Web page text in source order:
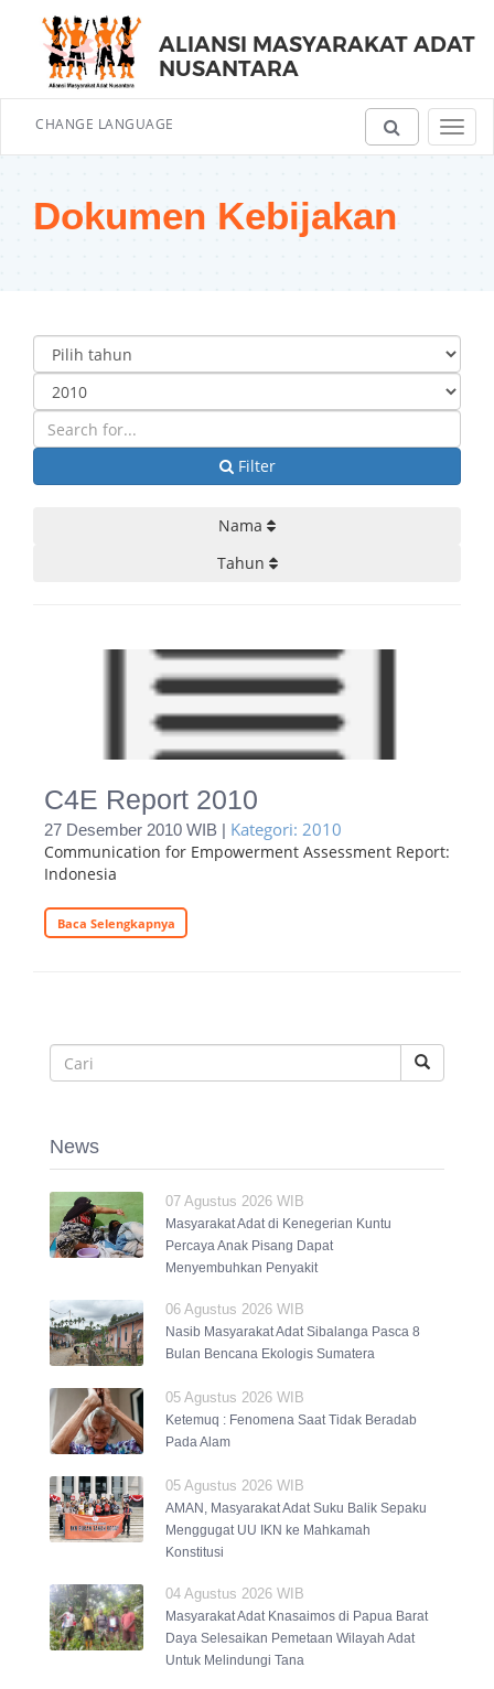
ALIANSI MASYARAKAT ADAT
NUSANTARA
CHANGE LANGUAGE
Dokumen Kebijakan
Filter
Nama
Tahun
C4E Report 2010
27 Desember 2010 WIB | Kategori: 2010
Communication for Empowerment Assessment Report:
Indonesia
Baca Selengkapnya
News
07 Agustus 2026 WIB
Masyarakat Adat di Kenegerian Kuntu
Percaya Anak Pisang Dapat
Menyembuhkan Penyakit
06 Agustus 2026 WIB
Nasib Masyarakat Adat Sibalanga Pasca 8
Bulan Bencana Ekologis Sumatera
05 Agustus 2026 WIB
Ketemuq : Fenomena Saat Tidak Beradab
Pada Alam
05 Agustus 2026 WIB
AMAN, Masyarakat Adat Suku Balik Sepaku
Menggugat UU IKN ke Mahkamah
Konstitusi
04 Agustus 2026 WIB
Masyarakat Adat Knasaimos di Papua Barat
Daya Selesaikan Pemetaan Wilayah Adat
Untuk Melindungi Tana